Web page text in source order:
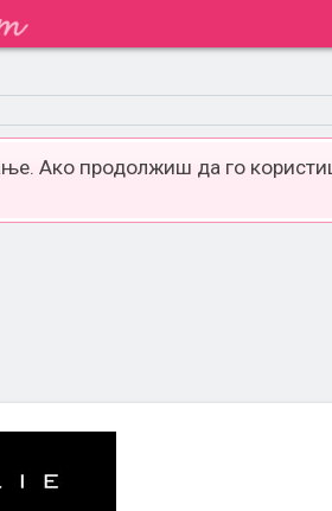
Ако продолжиш да го